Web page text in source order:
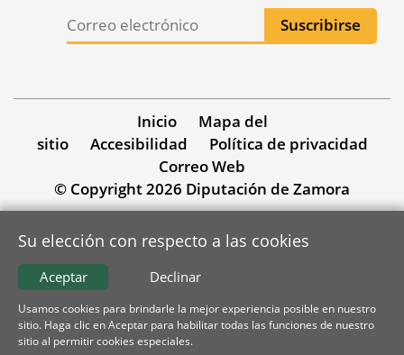
Inicio
Mapa del
sitio
Accesibilidad
Política de privacidad
Correo Web
© Copyright 2026 Diputación de Zamora
Su elección con respecto a las cookies
Declinar
Aceptar
Usamos cookies para brindarle la mejor experiencia posible en nuestro
sitio. Haga clic en Aceptar para habilitar todas las funciones de nuestro
sitio al permitir cookies especiales.